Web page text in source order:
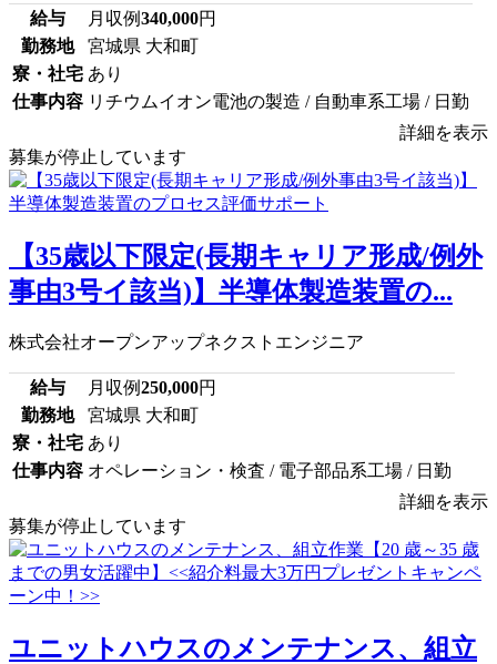
給与 月収例340,000円
勤務地
宮城県 大和町
寮・社宅 あり
仕事内容 リチウムイオン電池の製造 / 自動車系工場 / 日勤
詳細を表示
募集が停止しています
【35歳以下限定(長期キャリア形成/例外
事由3号イ該当)】半導体製造装置の...
株式会社オープンアップネクストエンジニア
給与 月収例250,000円
勤務地
宮城県 大和町
寮・社宅 あり
仕事内容 オペレーション・検査 / 電子部品系工場 / 日勤
詳細を表示
募集が停止しています
ユニットハウスのメンテナンス、組立